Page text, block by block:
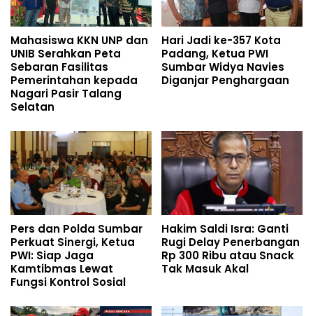
Mahasiswa KKN UNP dan
UNIB Serahkan Peta
Sebaran Fasilitas
Pemerintahan kepada
Nagari Pasir Talang
Selatan
Hari Jadi ke-357 Kota
Padang, Ketua PWI
Sumbar Widya Navies
Diganjar Penghargaan
Pers dan Polda Sumbar
Perkuat Sinergi, Ketua
PWI: Siap Jaga
Kamtibmas Lewat
Fungsi Kontrol Sosial
Hakim Saldi Isra: Ganti
Rugi Delay Penerbangan
Rp 300 Ribu atau Snack
Tak Masuk Akal